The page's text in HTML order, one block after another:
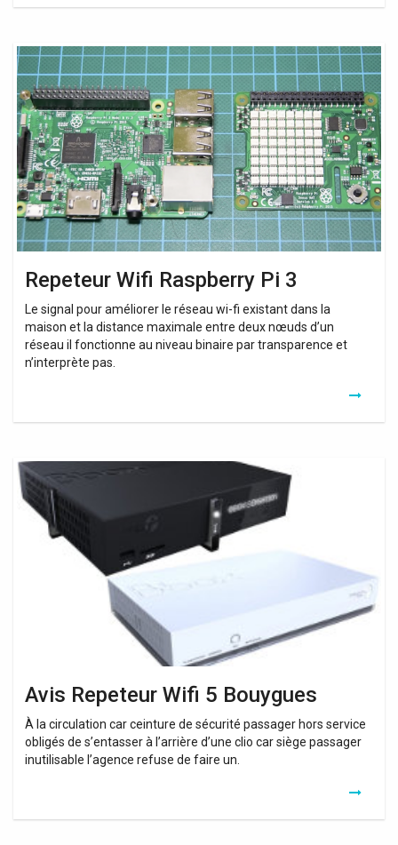
Repeteur Wifi Raspberry Pi 3
Le signal pour améliorer le réseau wi-fi existant dans la
maison et la distance maximale entre deux nœuds d’un
réseau il fonctionne au niveau binaire par transparence et
n’interprète pas.
Repeteur
Wifi
Raspberry
Pi
Avis Repeteur Wifi 5 Bouygues
À la circulation car ceinture de sécurité passager hors service
obligés de s’entasser à l’arrière d’une clio car siège passager
inutilisable l’agence refuse de faire un.
Avis
Repeteur
Wifi
Bouygues